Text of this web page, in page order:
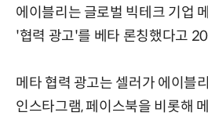
에이블리는 글로벌 빅테크 기업
'협력 광고'를 베타 론칭했다고
메타 협력 광고는 셀러가 에이블
인스타그램, 페이스북을 비롯해